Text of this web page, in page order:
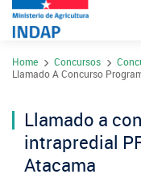
Sobre INDAP
¿Qué es INDAP?
Sea usuario INDAP
Programa Desarrollo
Acciones INDAP
Sitios Regionales
Home Concursos
Llamado A Concurso
Llamado a
intrapredial
Atacama